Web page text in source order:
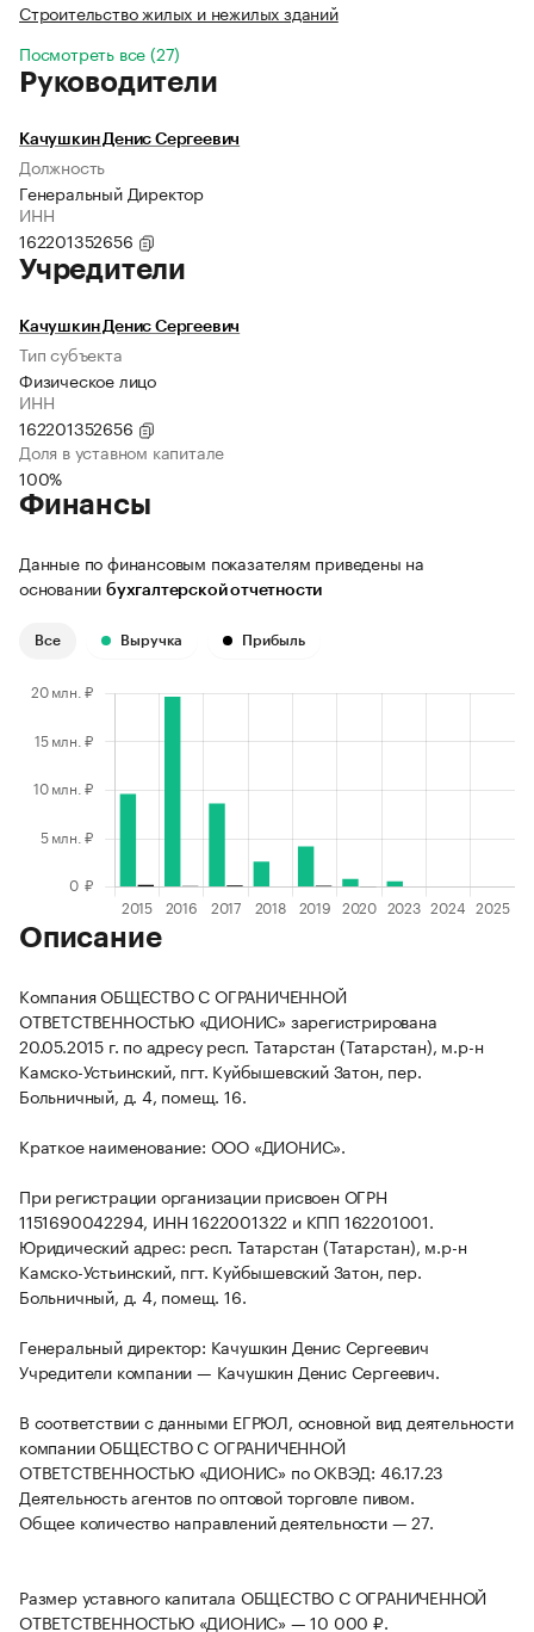
Строительство жилых и нежилых зданий
Посмотреть все (27)
Руководители
Качушкин Денис Сергеевич
Должность
Генеральный Директор
ИНН
162201352656
Учредители
Качушкин Денис Сергеевич
Тип субъекта
Физическое лицо
ИНН
162201352656
Доля в уставном капитале
100%
Финансы
Данные по финансовым показателям приведены на
основании бухгалтерской отчетности
Все Выручка Прибыль
Описание
Компания ОБЩЕСТВО С ОГРАНИЧЕННОЙ
ОТВЕТСТВЕННОСТЬЮ «ДИОНИС» зарегистрирована
20.05.2015 г. по адресу респ. Татарстан (Татарстан), м.р-н
Камско-Устьинский, пгт. Куйбышевский Затон, пер.
Больничный, д. 4, помещ. 16.
Краткое наименование: ООО «ДИОНИС».
При регистрации организации присвоен ОГРН
1151690042294, ИНН 1622001322 и КПП 162201001.
Юридический адрес: респ. Татарстан (Татарстан), м.р-н
Камско-Устьинский, пгт. Куйбышевский Затон, пер.
Больничный, д. 4, помещ. 16.
Генеральный директор: Качушкин Денис Сергеевич
Учредители компании — Качушкин Денис Сергеевич.
В соответствии с данными ЕГРЮЛ, основной вид деятельности
компании ОБЩЕСТВО С ОГРАНИЧЕННОЙ
ОТВЕТСТВЕННОСТЬЮ «ДИОНИС» по ОКВЭД: 46.17.23
Деятельность агентов по оптовой торговле пивом.
Общее количество направлений деятельности — 27.
Размер уставного капитала ОБЩЕСТВО С ОГРАНИЧЕННОЙ
ОТВЕТСТВЕННОСТЬЮ «ДИОНИС» — 10 000 ₽.